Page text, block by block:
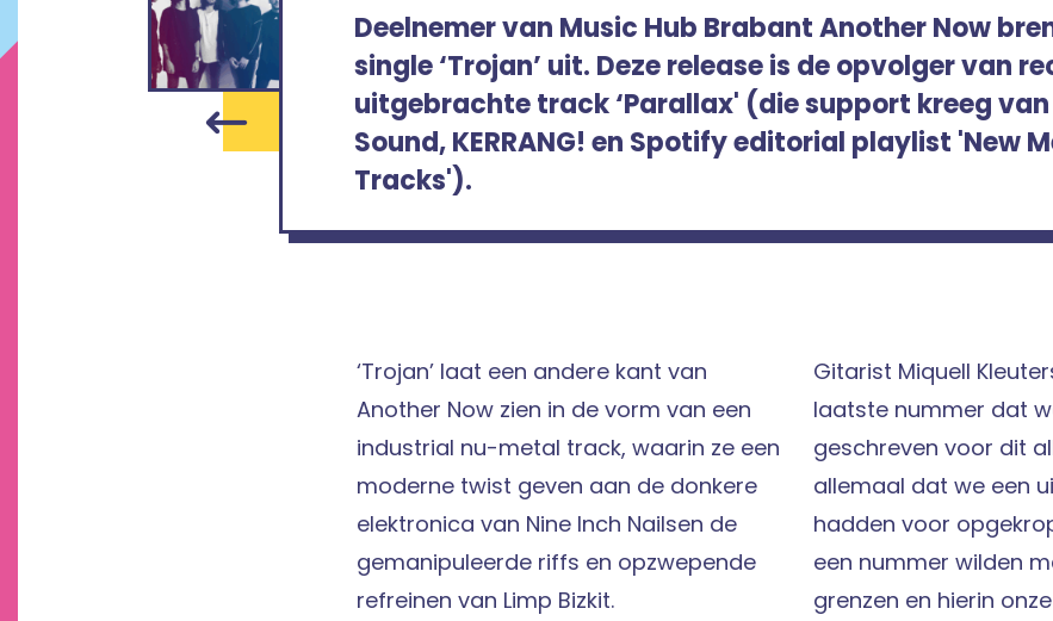
Deelnemer van Music Hub Brabant Another Now
single ‘Trojan’ uit. Deze release is de opvolger van
uitgebrachte track ‘Parallax' (die support kreeg van
Sound, KERRANG! en Spotify editorial playlist 'New
Tracks').
‘Trojan’ laat een andere kant van
Another Now zien in de vorm van een
industrial nu-metal track, waarin ze een
moderne twist geven aan de donkere
elektronica van Nine Inch Nailsen de
gemanipuleerde riffs en opzwepende
refreinen van Limp Bizkit.
Gitarist Miquell
laatste nummer dat
geschreven voor dit
allemaal dat we een
hadden voor
een nummer wilden
grenzen en hierin